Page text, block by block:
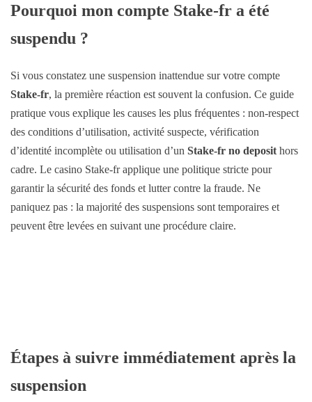
Pourquoi mon compte Stake-fr a été
suspendu ?
Si vous constatez une suspension inattendue sur votre compte
Stake-fr, la première réaction est souvent la confusion. Ce guide
pratique vous explique les causes les plus fréquentes : non-respect
des conditions d’utilisation, activité suspecte, vérification
d’identité incomplète ou utilisation d’un Stake-fr no deposit hors
cadre. Le casino Stake-fr applique une politique stricte pour
garantir la sécurité des fonds et lutter contre la fraude. Ne
paniquez pas : la majorité des suspensions sont temporaires et
peuvent être levées en suivant une procédure claire.
Étapes à suivre immédiatement après la
suspension